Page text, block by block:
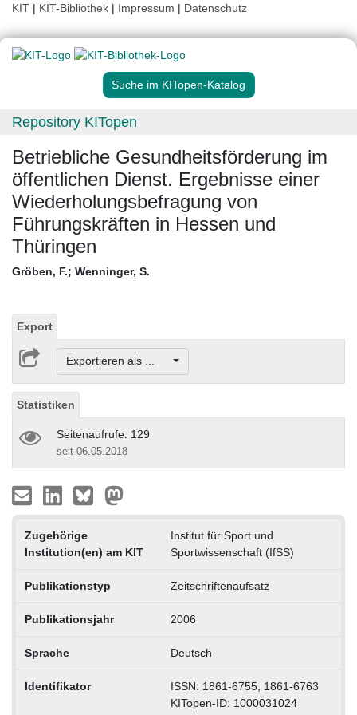
KIT | KIT-Bibliothek | Impressum | Datenschutz
Suche im KITopen-Katalog
Repository KITopen
Betriebliche Gesundheitsförderung im
öffentlichen Dienst. Ergebnisse einer
Wiederholungsbefragung von
Führungskräften in Hessen und
Thüringen
Gröben, F.; Wenninger, S.
Export
Exportieren als ...
Statistiken
Seitenaufrufe: 129
seit 06.05.2018
Zugehörige
Institution(en) am KIT
Institut für Sport und
Sportwissenschaft (IfSS)
Publikationstyp Zeitschriftenaufsatz
Publikationsjahr 2006
Sprache Deutsch
Identifikator
ISSN: 1861-6755, 1861-6763
KITopen-ID: 1000031024